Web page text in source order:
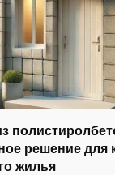
решение для
жилья